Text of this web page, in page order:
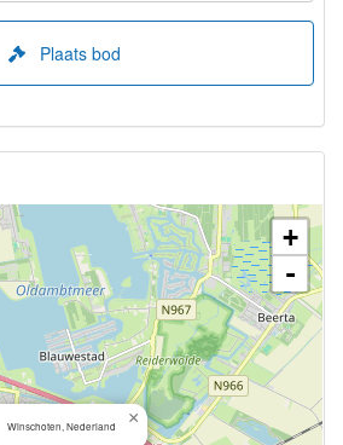
Plaats bod
Winschoten, Nederland ×
+
-